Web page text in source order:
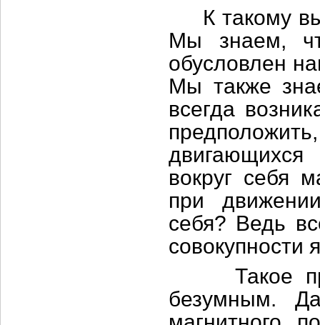
К такому
Мы знаем,
обусловлен
Мы также
всегда
двигающихся
вокруг себя
при
себя? Ведь
совокупности
Такое
безумным.